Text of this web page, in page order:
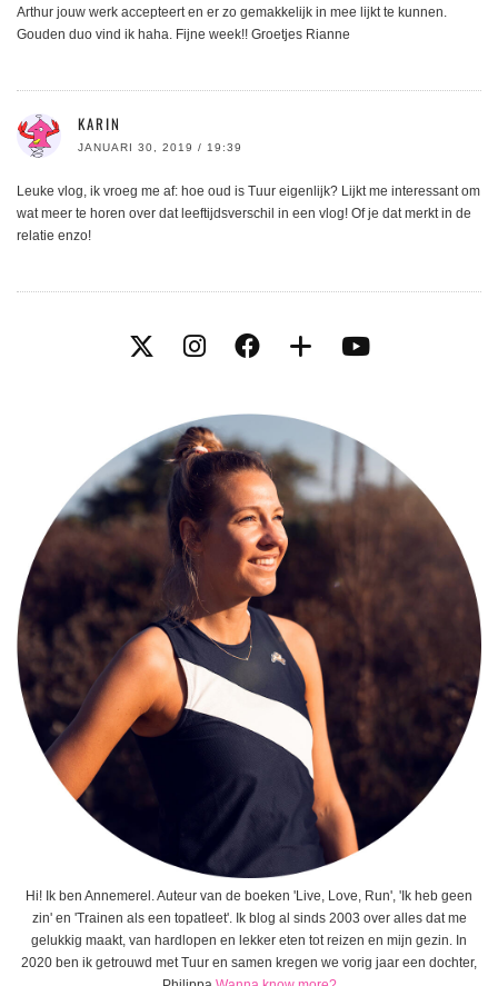
Arthur jouw werk accepteert en er zo gemakkelijk in mee lijkt te kunnen.
Gouden duo vind ik haha. Fijne week!! Groetjes Rianne
KARIN
JANUARI 30, 2019 / 19:39
Leuke vlog, ik vroeg me af: hoe oud is Tuur eigenlijk? Lijkt me interessant om
wat meer te horen over dat leeftijdsverschil in een vlog! Of je dat merkt in de
relatie enzo!
Hi! Ik ben Annemerel. Auteur van de boeken 'Live, Love, Run', 'Ik heb geen
zin' en 'Trainen als een topatleet'. Ik blog al sinds 2003 over alles dat me
gelukkig maakt, van hardlopen en lekker eten tot reizen en mijn gezin. In
2020 ben ik getrouwd met Tuur en samen kregen we vorig jaar een dochter,